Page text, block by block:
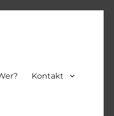
Kontakt